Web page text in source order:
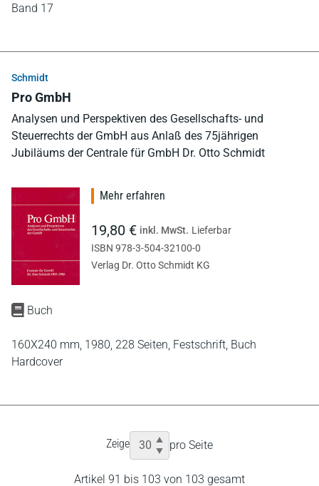
Band 17
Schmidt
Pro GmbH
Analysen und Perspektiven des Gesellschafts- und
Steuerrechts der GmbH aus Anlaß des 75jährigen
Jubiläums der Centrale für GmbH Dr. Otto Schmidt
Buch
160X240 mm, 1980, 228 Seiten, Festschrift, Buch
Hardcover
Mehr erfahren
19,80 € inkl. MwSt. Lieferbar
ISBN 978-3-504-32100-0
Verlag Dr. Otto Schmidt KG
Zeige pro Seite
Artikel 91 bis 103 von 103 gesamt